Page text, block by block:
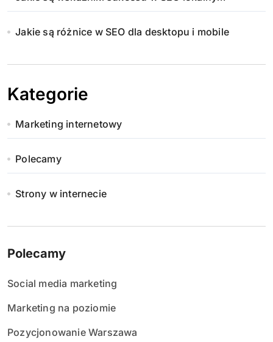
Jakie są różnice w SEO dla desktopu i mobile
Kategorie
Marketing internetowy
Polecamy
Strony w internecie
Polecamy
Social media marketing
Marketing na poziomie
Pozycjonowanie Warszawa